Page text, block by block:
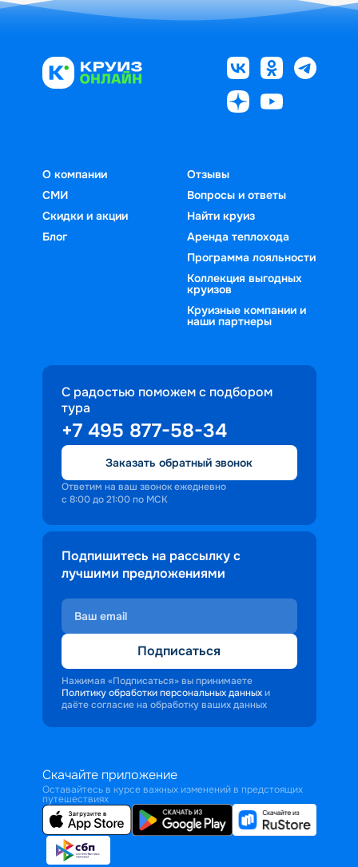
О компании
СМИ
Скидки и акции
Блог
Отзывы
Вопросы и ответы
Найти круиз
Аренда теплохода
Программа лояльности
Коллекция выгодных
круизов
Круизные компании и
наши партнеры
С радостью поможем с подбором
тура
+7 495 877-58-34
Заказать обратный звонок
Ответим на ваш звонок ежедневно
с 8:00 до 21:00 по МСК
Подпишитесь на рассылку с
лучшими предложениями
Подписаться
Нажимая «Подписаться» вы принимаете
Политику обработки персональных данных и
даёте согласие на обработку ваших данных
Скачайте приложение
Оставайтесь в курсе важных изменений в предстоящих
путешествиях